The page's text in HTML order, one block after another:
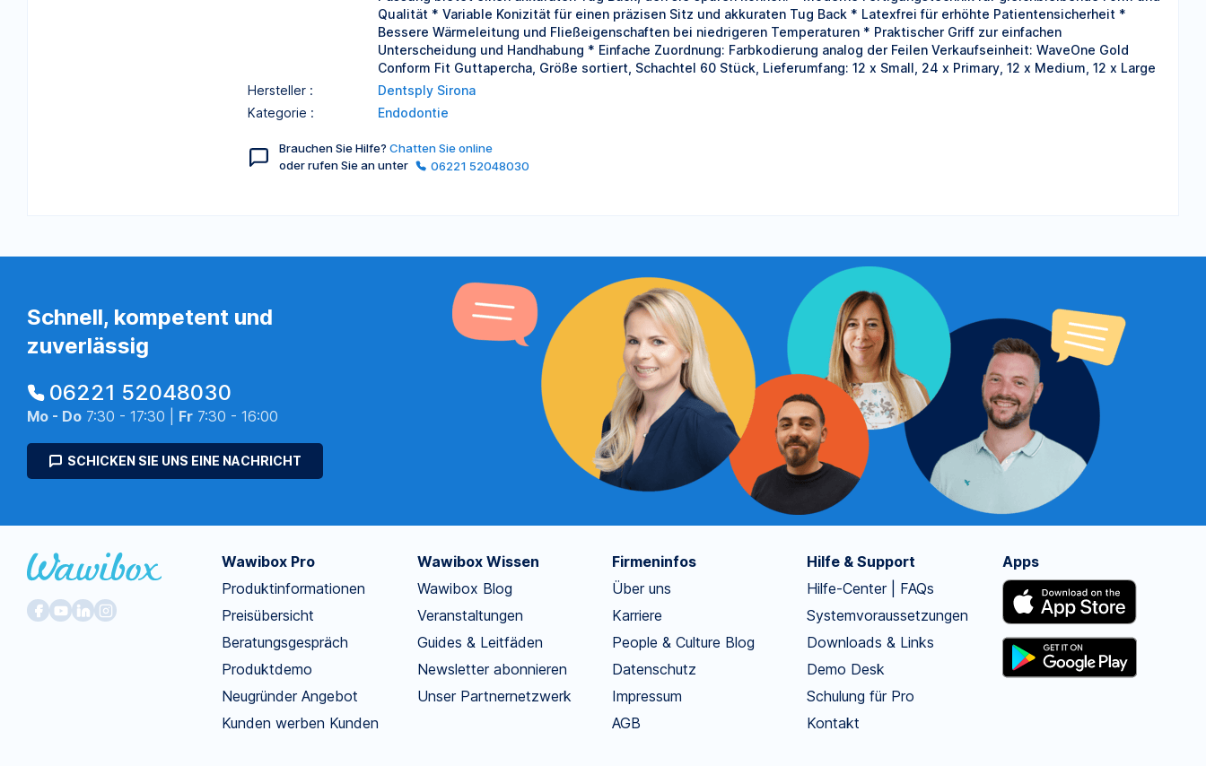
Qualität * Variable Konizität für einen präzisen Sitz und akkuraten Tug Back * Latexfrei für erhöhte Patientensicherheit *
Bessere Wärmeleitung und Fließeigenschaften bei niedrigeren Temperaturen * Praktischer Griff zur einfachen
Unterscheidung und Handhabung * Einfache Zuordnung: Farbkodierung analog der Feilen Verkaufseinheit: WaveOne Gold
Conform Fit Guttapercha, Größe sortiert, Schachtel 60 Stück, Lieferumfang: 12 x Small, 24 x Primary, 12 x Medium, 12 x Large
Hersteller :
Dentsply Sirona
Kategorie :
Endodontie
Brauchen Sie Hilfe? Chatten Sie online
oder rufen Sie an unter
06221 52048030
Schnell, kompetent und
zuverlässig
06221 52048030
Mo - Do 7:30 - 17:30 | Fr 7:30 - 16:00
SCHICKEN SIE UNS EINE NACHRICHT
Wawibox Pro
Produktinformationen
Preisübersicht
Beratungsgespräch
Produktdemo
Neugründer Angebot
Kunden werben Kunden
Wawibox Wissen
Wawibox Blog
Veranstaltungen
Guides & Leitfäden
Newsletter abonnieren
Unser Partnernetzwerk
Firmeninfos
Über uns
Karriere
People & Culture Blog
Datenschutz
Impressum
AGB
Hilfe & Support
Hilfe-Center | FAQs
Systemvoraussetzungen
Downloads & Links
Demo Desk
Schulung für Pro
Kontakt
Apps